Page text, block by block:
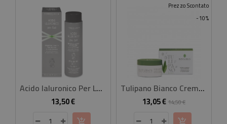
Acido Ialuronico Per Lui Shampoo Doccia Tonificante
13,50 €Prezzo
-10%
Prezzo Scontato
Tulipano Bianco Crema Corpo Illuminante 100 Ml
13,05 €Prezzo
base
14,50 €Prezzo